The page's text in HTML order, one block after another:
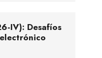
IV): Desafíos